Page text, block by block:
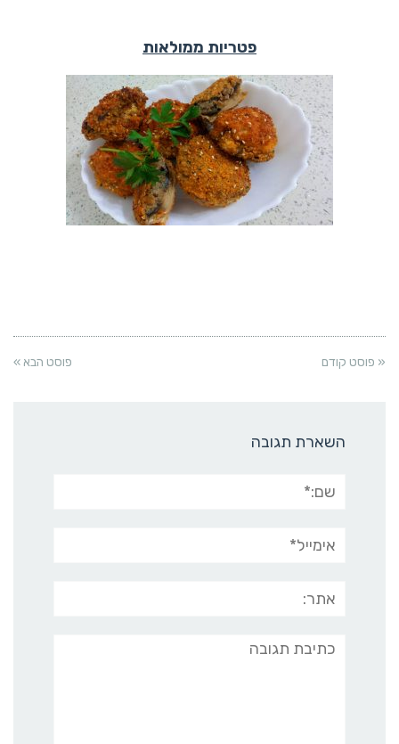
פטריות ממולאות
« פוסט קודם פוסט הבא »
השארת תגובה
אימייל*
תגובה